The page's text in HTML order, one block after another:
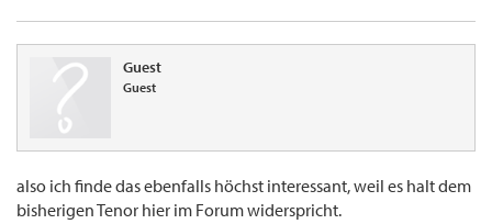
Guest
Guest
also ich finde das ebenfalls höchst interessant, weil es halt dem
bisherigen Tenor hier im Forum widerspricht.